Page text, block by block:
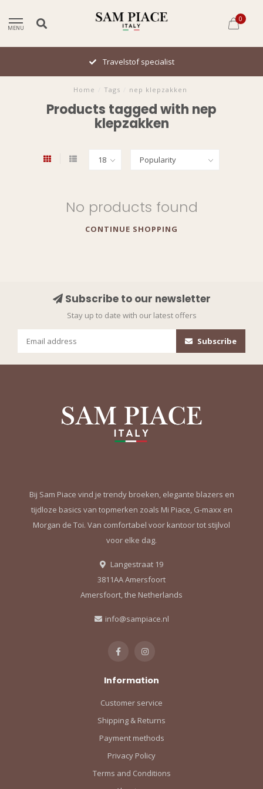
MENU
0
Travelstof specialist
Home Tags nep klepzakken
Products tagged with nep
klepzakken
No products found
CONTINUE SHOPPING
Subscribe to our newsletter
Stay up to date with our latest offers
Subscribe
Bij Sam Piace vind je trendy broeken, elegante blazers en
tijdloze basics van topmerken zoals Mi Piace, G-maxx en
Morgan de Toi. Van comfortabel voor kantoor tot stijlvol
voor elke dag.
Langestraat 19
3811AA Amersfoort
Amersfoort, the Netherlands
info@sampiace.nl
Information
Customer service
Shipping & Returns
Payment methods
Privacy Policy
Terms and Conditions